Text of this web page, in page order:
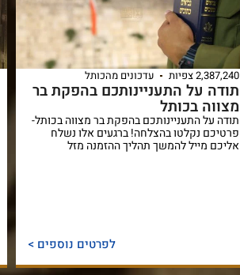
2,387,240 צפיות עדכונים מהכותל
תודה על התעניינותכם בהפקת בר
מצווה בכותל
תודה על התעניינותכם בהפקת בר מצווה בכותל-
פרטיכם נקלטו בהצלחה! ברגעים אלו נשלח
אליכם מייל להמשך תהליך ההזמנה מזל
לפרטים נוספים >